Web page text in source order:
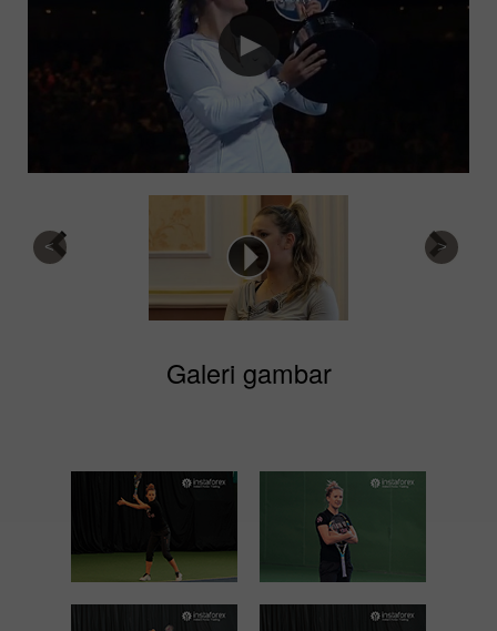
Galeri gambar